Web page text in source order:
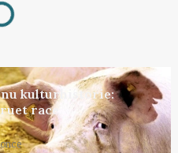
nu kulturhistorie:
race